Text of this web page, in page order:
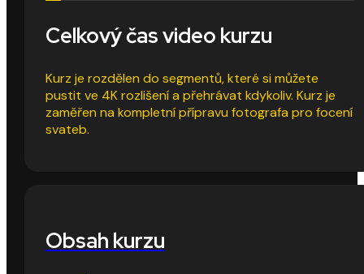
Celkový čas video kurzu
Kurz je rozdělen do segmentů, které si můžete
pustit ve 4K rozlišení a přehrávat kdykoliv. Kurz je
zaměřen na kompletní přípravu fotografa pro focení
svateb.
Obsah kurzu